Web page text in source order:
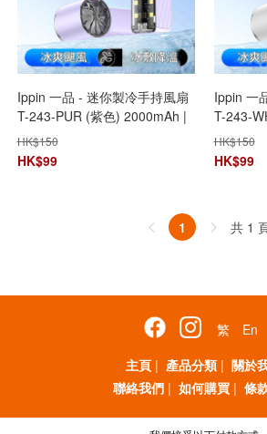
Ippin 一品 - 迷你製冷手持風扇
T-243-PUR (紫色) 2000mAh |
製冷風扇 | 高速風扇 | ICE 金屬
鋁超導體製冷技術
HK$150
HK$99
Ippin 一
T-243-
製冷風
鋁超導體
HK$150
HK$99
1 共 1
繁
En
主頁 | 產品分類 | 關於
聯絡我們 | 如何購買 | 條